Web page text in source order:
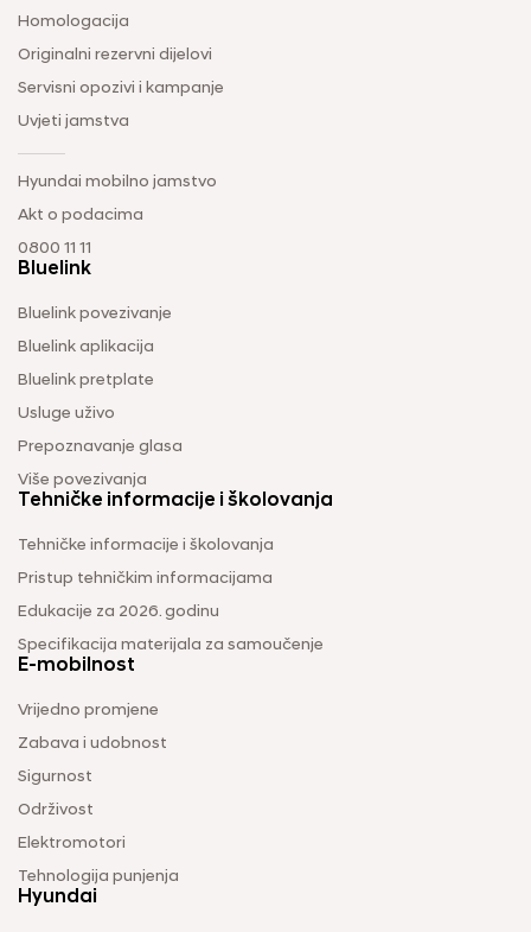
Homologacija
Originalni rezervni dijelovi
Servisni opozivi i kampanje
Uvjeti jamstva
Hyundai mobilno jamstvo
Akt o podacima
0800 11 11
Bluelink
Bluelink povezivanje
Bluelink aplikacija
Bluelink pretplate
Usluge uživo
Prepoznavanje glasa
Više povezivanja
Tehničke informacije i školovanja
Tehničke informacije i školovanja
Pristup tehničkim informacijama
Edukacije za 2026. godinu
Specifikacija materijala za samoučenje
E-mobilnost
Vrijedno promjene
Zabava i udobnost
Sigurnost
Održivost
Elektromotori
Tehnologija punjenja
Hyundai